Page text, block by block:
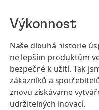
získávání zdrojů
materiálových
Výkonnost
Naše dlouhá historie
nejlepším produktům
bezpečné k užití. Tak
zákazníků a
znovu získáváme
udržitelných inovací.